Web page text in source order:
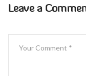
Leave a